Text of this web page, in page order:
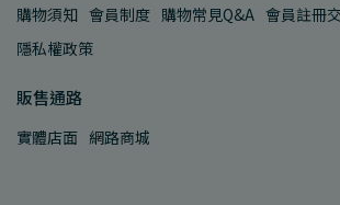
購物須知 會員制度 購物常見Q&A 會員註冊
隱私權政策
販售通路
實體店面 網路商城